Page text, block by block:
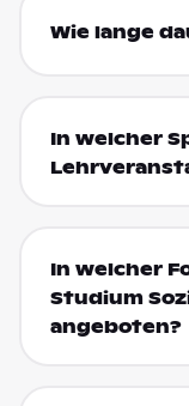
Wie lange
In welcher
In welcher
Studium
angeboten?